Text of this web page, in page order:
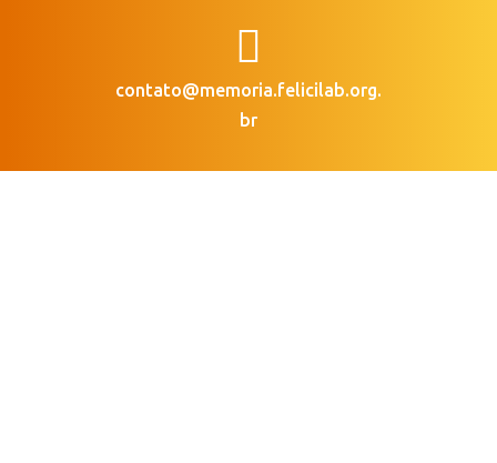

contato@memoria.felicilab.org.
br